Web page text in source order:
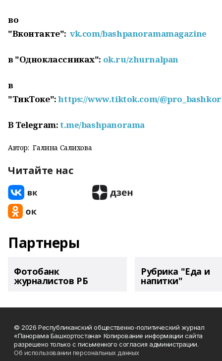
во
"Вконтакте":vk.com/bashpanoramamagazine
в "Одноклассниках": ok.ru/zhurnalpan
в
"ТикТоке":https://www.tiktok.com/
В Telegram:t.me/bashpanorama
Автор: Галина Салихова
Читайте нас
Партнеры
Фотобанк
журналистов РБ
Рубрика "Еда и
напитки"
© 2026 Республиканский общественно-политический журнал
«Панорама Башкортостана» Копирование информации сайта
разрешено только с письменного согласия администрации.
Об использовании персональных данных